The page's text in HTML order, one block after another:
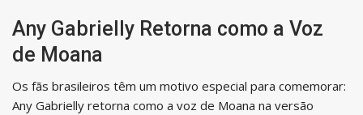
Any Gabrielly Retorna como a Voz
de Moana
Os fãs brasileiros têm um motivo especial para comemorar:
Any Gabrielly retorna como a voz de Moana na versão